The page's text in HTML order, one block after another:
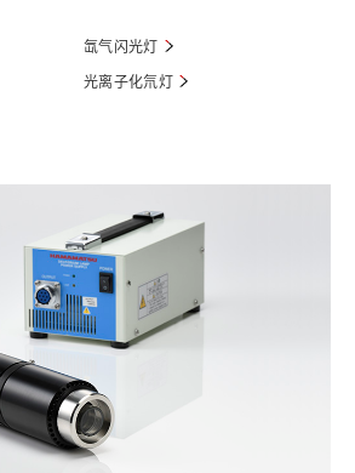
氙气闪光灯
光离子化氘灯